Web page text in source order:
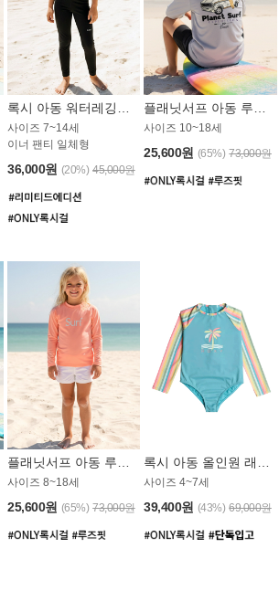
사이즈 7~14세
이너 팬티 일체형
36,000원 (20%) 45,000원
사이즈 10~18세
25,600원 (65%) 73,000원
사이즈 8~18세
25,600원 (65%) 73,000원
사이즈 4~7세
39,400원 (43%) 69,000원